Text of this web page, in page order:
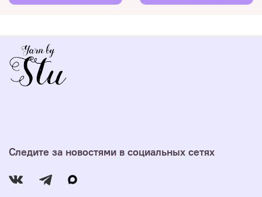
Следите за новостями в социальных сетях